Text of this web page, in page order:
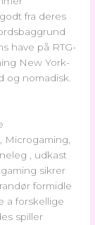
fra deres
have på RTG-
New York-
og nomadisk.
, udkast
sikrer
formidle
a forskellige
spiller